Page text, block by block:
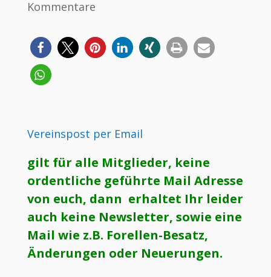
Kommentare
Vereinspost per Email
gilt für alle Mitglieder, keine
ordentliche geführte Mail Adresse
von euch, dann erhaltet Ihr leider
auch keine Newsletter, sowie eine
Mail wie z.B. Forellen-Besatz,
Änderungen oder Neuerungen.